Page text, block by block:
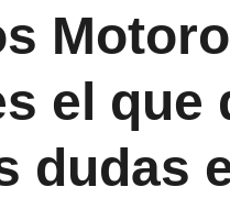
el que
dudas